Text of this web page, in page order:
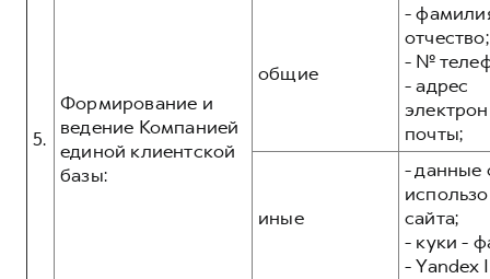
5.
Формирование и
ведение Компанией
единой клиентской
базы:
общие
-
отчество;
- №
- адрес
почты;
иные
- данные
сайта;
- куки -
- Yandex